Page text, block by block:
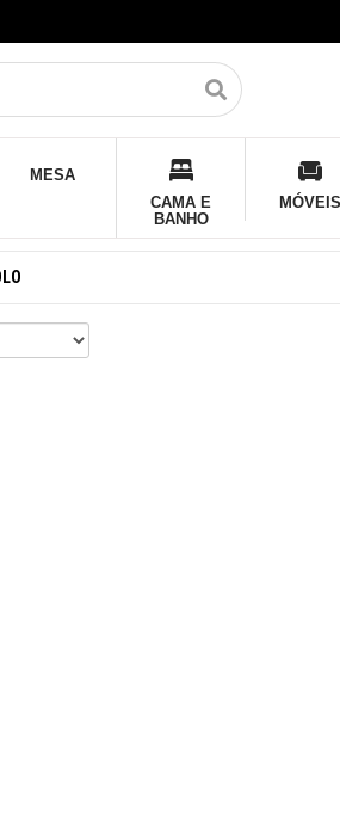
MESA
CAMA E
BANHO
MÓVEIS